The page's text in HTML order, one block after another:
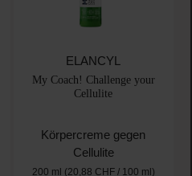
ELANCYL
My Coach! Challenge your
Cellulite
Körpercreme gegen
Cellulite
200 ml (20,88 CHF / 100 ml)